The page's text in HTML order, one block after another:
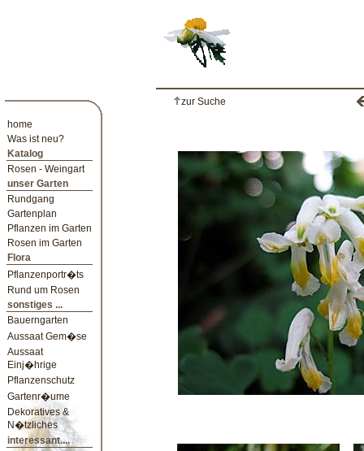
home
Was ist neu?
Katalog
Rosen - Weingart
unser Garten
Rundgang
Gartenplan
Pflanzen im Garten
Rosen im Garten
Flora
Pflanzenportr�ts
Rund um Rosen
sonstiges ...
Bauerngarten
Aussaat Gem�se
Aussaat
Einj�hrige
Pflanzenschutz
Gartenr�ume
Dekoratives &
N�tzliches
interessant....
zur Suche